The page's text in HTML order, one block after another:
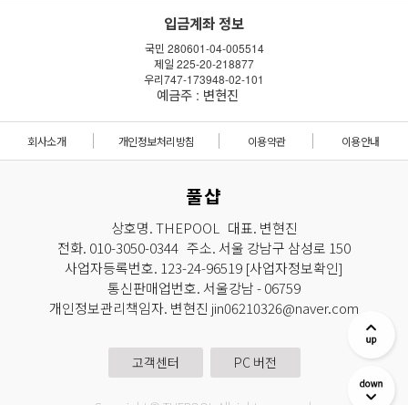
입금계좌 정보
국민 280601-04-005514
제일 225-20-218877
우리747-173948-02-101
예금주 : 변현진
회사소개 개인정보처리방침 이용약관 이용안내
풀샵
상호명. THEPOOL 대표. 변현진
전화. 010-3050-0344 주소. 서울 강남구 삼성로 150
사업자등록번호. 123-24-96519 [사업자정보확인]
통신판매업번호. 서울강남 - 06759
개인정보관리책임자. 변현진 jin06210326@naver.com
고객센터 PC 버전